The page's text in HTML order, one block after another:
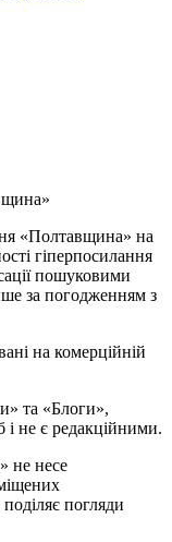
«Полтавщина» на
гіперпосилання
пошуковими
за погодженням з
на комерційній
та «Блоги»,
і не є редакційними.
не несе
погляди